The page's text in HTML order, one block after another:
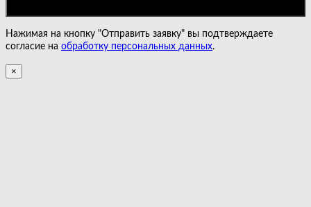
Нажимая на кнопку "Отправить заявку" вы подтверждаете
согласие на обработку персональных данных.
×